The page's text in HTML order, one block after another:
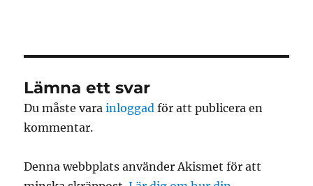
Lämna ett svar
Du måste varainloggad för att publicera en
kommentar.
Denna webbplats använder Akismet för att